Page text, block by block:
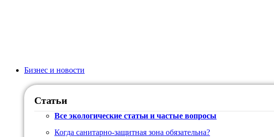
Бизнес и новости
Статьи
Все экологические статьи и частые вопросы
Когда санитарно-защитная зона обязательна?